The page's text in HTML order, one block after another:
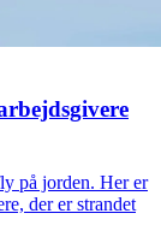
på jorden. Her er
der er strandet